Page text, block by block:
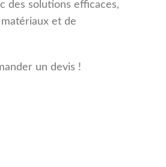
des solutions efficaces,
et de
un devis !